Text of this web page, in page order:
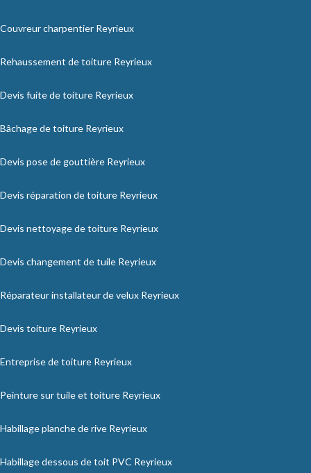
Couvreur charpentier Reyrieux
Rehaussement de toiture Reyrieux
Devis fuite de toiture Reyrieux
Bâchage de toiture Reyrieux
Devis pose de gouttière Reyrieux
Devis réparation de toiture Reyrieux
Devis nettoyage de toiture Reyrieux
Devis changement de tuile Reyrieux
Réparateur installateur de velux Reyrieux
Devis toiture Reyrieux
Entreprise de toiture Reyrieux
Peinture sur tuile et toiture Reyrieux
Habillage planche de rive Reyrieux
Habillage dessous de toit PVC Reyrieux